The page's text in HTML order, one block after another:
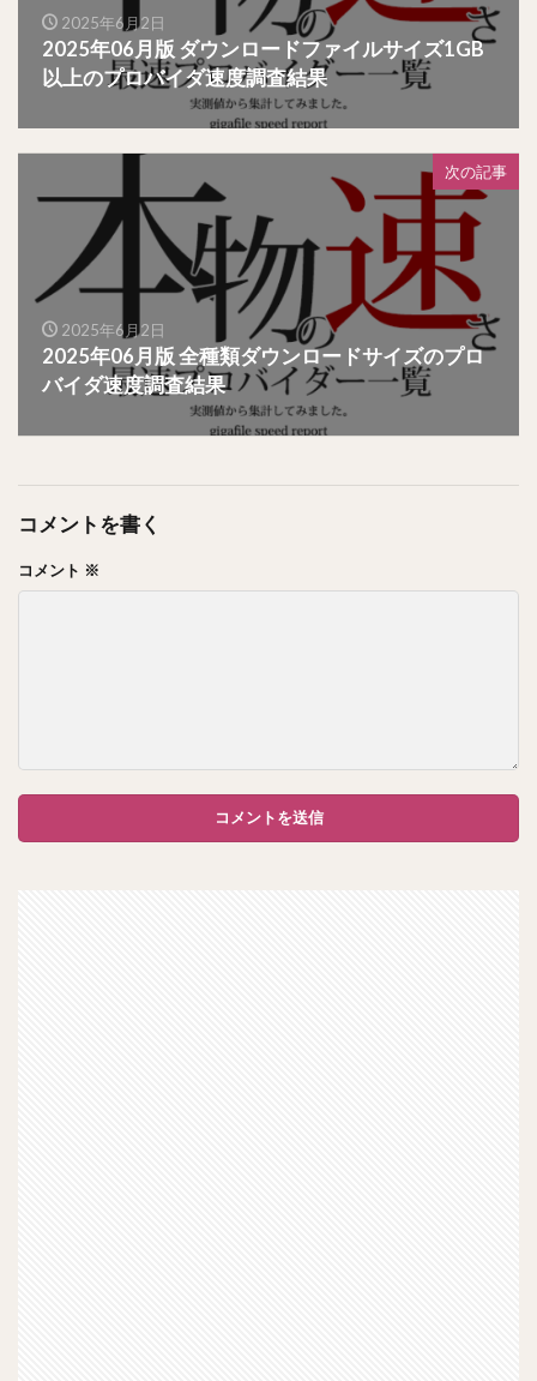
2025年6月2日
2025年06月版 ダウンロードファイルサイズ1GB
以上のプロバイダ速度調査結果
次の記事
2025年6月2日
2025年06月版 全種類ダウンロードサイズのプロ
バイダ速度調査結果
コメントを書く
コメント ※